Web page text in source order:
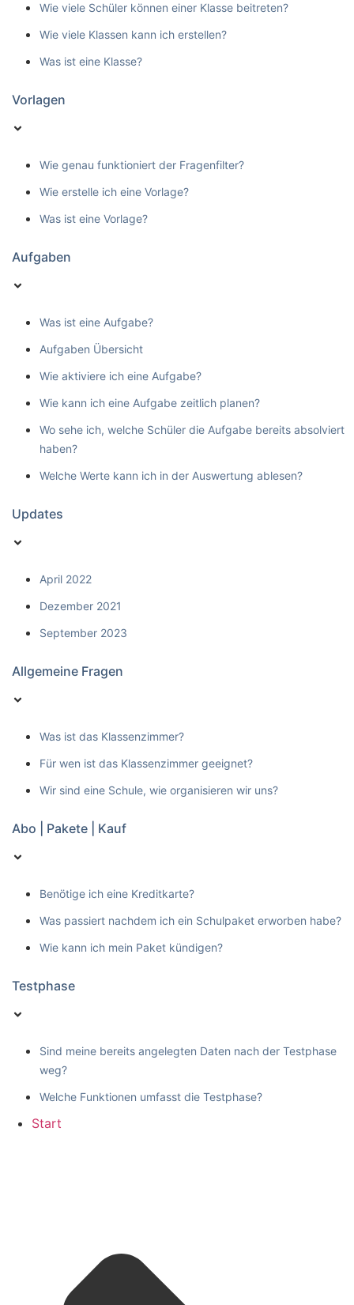
Wie viele Schüler können einer Klasse beitreten?
Wie viele Klassen kann ich erstellen?
Was ist eine Klasse?
Vorlagen
Wie genau funktioniert der Fragenfilter?
Wie erstelle ich eine Vorlage?
Was ist eine Vorlage?
Aufgaben
Was ist eine Aufgabe?
Aufgaben Übersicht
Wie aktiviere ich eine Aufgabe?
Wie kann ich eine Aufgabe zeitlich planen?
Wo sehe ich, welche Schüler die Aufgabe bereits absolviert
haben?
Welche Werte kann ich in der Auswertung ablesen?
Updates
April 2022
Dezember 2021
September 2023
Allgemeine Fragen
Was ist das Klassenzimmer?
Für wen ist das Klassenzimmer geeignet?
Wir sind eine Schule, wie organisieren wir uns?
Abo | Pakete | Kauf
Benötige ich eine Kreditkarte?
Was passiert nachdem ich ein Schulpaket erworben habe?
Wie kann ich mein Paket kündigen?
Testphase
Sind meine bereits angelegten Daten nach der Testphase
weg?
Welche Funktionen umfasst die Testphase?
Start